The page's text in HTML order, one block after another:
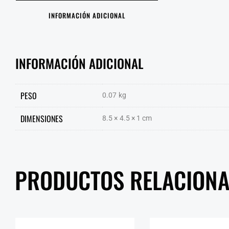
INFORMACIÓN ADICIONAL
INFORMACIÓN ADICIONAL
PESO 0.07 kg
DIMENSIONES 8.5 × 4.5 × 1 cm
PRODUCTOS